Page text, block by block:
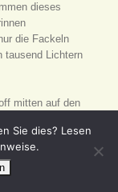
dieses
die Fackeln
tausend Lichtern
mitten auf den
wollen Sie auch
Sie dies? Lesen